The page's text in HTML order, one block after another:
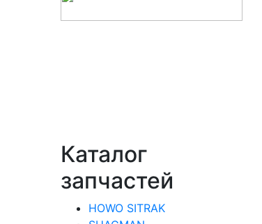
Каталог
запчастей
HOWO SITRAK